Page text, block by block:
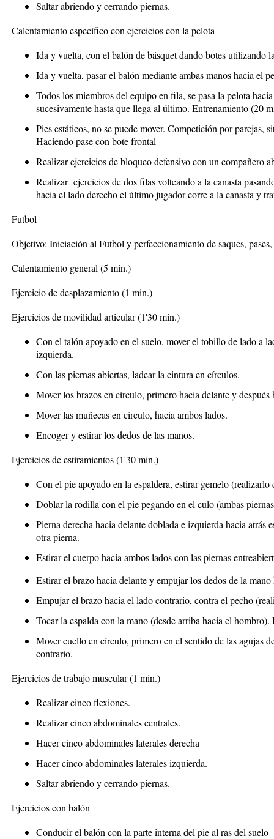
Saltar abriendo y cerrando piernas.
Calentamiento específico con ejercicios con la pelota
Ida y vuelta, con el balón de básquet dando botes utilizando
Ida y vuelta, pasar el balón mediante ambas manos hacia el
Todos los miembros del equipo en fila, se pasa la pelota
sucesivamente hasta que llega al último. Entrenamiento (20
Pies estáticos, no se puede mover. Competición por parejas,
Haciendo pase con bote frontal
Realizar ejercicios de bloqueo defensivo con un compañero
Realizar ejercicios de dos filas volteando a la canasta
hacia el lado derecho el último jugador corre a la canasta y
Futbol
Objetivo: Iniciación al Futbol y perfeccionamiento de saques,
Calentamiento general (5 min.)
Ejercicio de desplazamiento (1 min.)
Ejercicios de movilidad articular(1'30 min.)
Con el talón apoyado en el suelo, mover el tobillo de lado a
izquierda.
Con las piernas abiertas, ladear la cintura en círculos.
Mover los brazos en círculo, primero hacia delante y después
Mover las muñecas en círculo, hacia ambos lados.
Encoger y estirar los dedos de las manos.
Ejercicios de estiramientos(1'30 min.)
Con el pie apoyado en la espaldera, estirar gemelo (realizarlo
Doblar la rodilla con el pie pegando en el culo (ambas
Pierna derecha hacia delante doblada e izquierda hacia atrás
otra pierna.
Estirar el cuerpo hacia ambos lados con las piernas
Estirar el brazo hacia delante y empujar los dedos de la
Empujar el brazo hacia el lado contrario, contra el pecho
Tocar la espalda con la mano (desde arriba hacia el
Mover cuello en círculo, primero en el sentido de las agujas
contrario.
Ejercicios de trabajo muscular(1 min.)
Realizar cinco flexiones.
Realizar cinco abdominales centrales.
Hacer cinco abdominales laterales derecha
Hacer cinco abdominales laterales izquierda.
Saltar abriendo y cerrando piernas.
Ejercicios con balón
Conducir el balón con la parte interna del pie al ras del suelo